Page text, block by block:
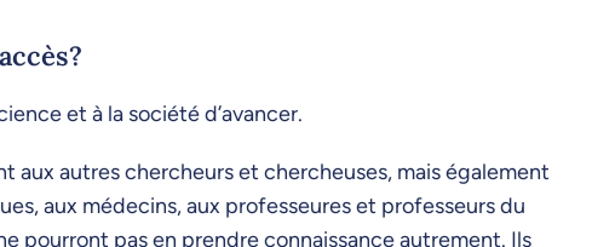
et à la société d’avancer.
aux autres chercheurs et chercheuses, mais également
aux médecins, aux professeures et professeurs du
pourront pas en prendre connaissance autrement. Ils